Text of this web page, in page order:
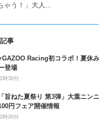
ゃう！」大人...
事
Racing初コラボ！夏休
登場
時30分
旨ねた夏祭り 第3弾」大葉ニン
円フェア開催情報
時30分